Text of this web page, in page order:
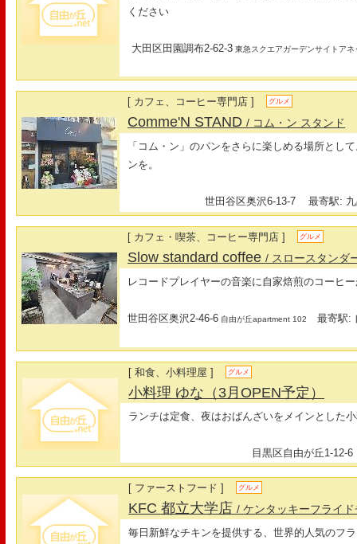
ください
大田区田園調布2-62-3 東急スクエアガーデンサイトアネ
[ カフェ、コーヒー専門店 ] グルメ
Comme'N STAND/ コム・ン スタンド
「コム・ン」のパンをさらに楽しめる場所とし
ンを。
世田谷区奥沢6-13-7 最寄駅: 九
[ カフェ・喫茶、コーヒー専門店 ] グルメ
Slow standard coffee/ スロースタンダ
レコードプレイヤーの音楽に自家焙煎のコーヒ
世田谷区奥沢2-46-6 自由が丘apartment 102 最寄駅:
[ 和食、小料理屋 ] グルメ
小料理 ゆな（3月OPEN予定）
ランチは定食、夜はおばんざいをメインとした
目黒区自由が丘1-12-6
[ ファーストフード ] グルメ
KFC 都立大学店/ ケンタッキーフライ
毎日新鮮なチキンを提供する、世界的人気のフ